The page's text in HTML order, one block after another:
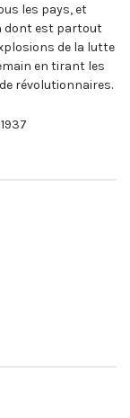
les pays, et
dont est partout
de la lutte
en tirant les
révolutionnaires.